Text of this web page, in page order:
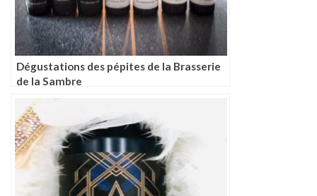
Dégustations des pépites de la Brasserie
de la Sambre